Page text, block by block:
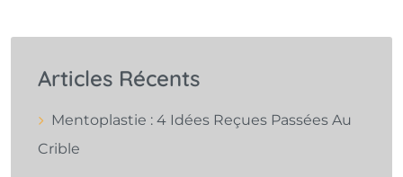
Articles Récents
Mentoplastie : 4 Idées Reçues Passées Au
Crible